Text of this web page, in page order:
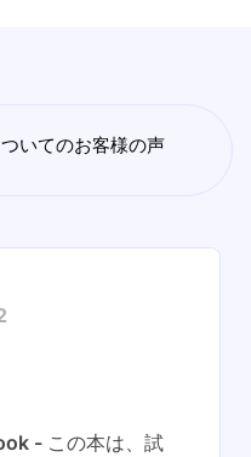
いてのお客様の声
この本は、試